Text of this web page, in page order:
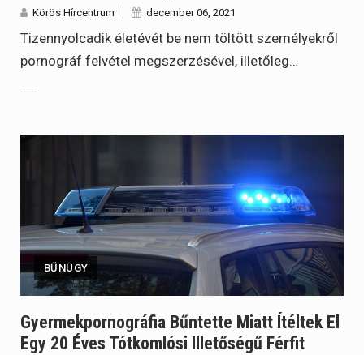
Körös Hírcentrum december 06, 2021
Tizennyolcadik életévét be nem töltött személyekről
pornográf felvétel megszerzésével, illetőleg…
BŰNÜGY
Gyermekpornográfia Bűntette Miatt Ítéltek El
Egy 20 Éves Tótkomlósi Illetőségű Férfit